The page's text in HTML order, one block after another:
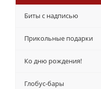
Биты с надписью
Прикольные подарки
Ко дню рождения!
Глобус-бары